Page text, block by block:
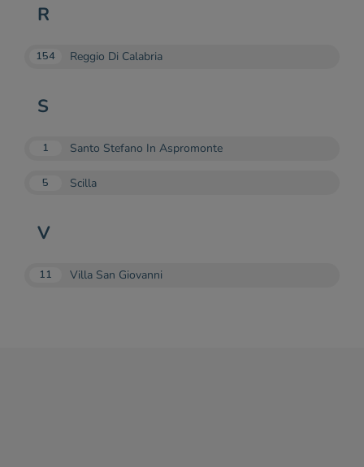
R
154 Reggio Di Calabria
S
1 Santo Stefano In Aspromonte
5 Scilla
V
11 Villa San Giovanni